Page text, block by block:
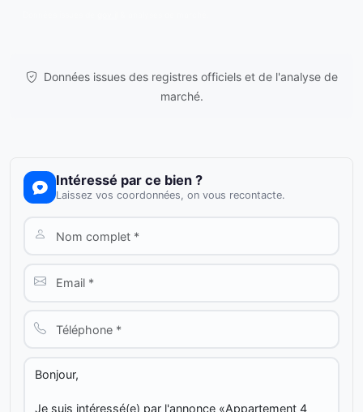
Données issues des registres officiels et de l'analyse de
marché.
Intéressé par ce bien ?
Laissez vos coordonnées, on vous recontacte.